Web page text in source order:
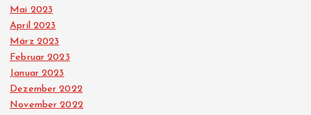
Mai 2023
April 2023
März 2023
Februar 2023
Januar 2023
Dezember 2022
November 2022